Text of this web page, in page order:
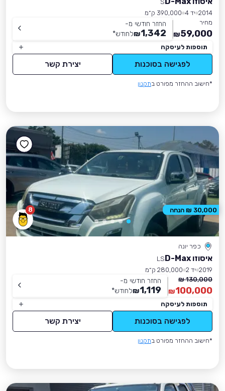
S
2014 יד 4
390,000 ק״מ
מחיר
59,000
₪
החזר חודשי מ-
1,342
₪לחודש*
תוספות לעיסקה
לפגישה בסוכנות יצירת קשר
*חישוב ההחזר מפורט בתקנון
8
כפר יונה
איסוזו D-Max
LS
2019 יד 2
280,000 ק״מ
130,000 ₪
100,000
₪
החזר חודשי מ-
1,119
₪לחודש*
תוספות לעיסקה
לפגישה בסוכנות יצירת קשר
*חישוב ההחזר מפורט בתקנון
30,000 ₪ הנחה